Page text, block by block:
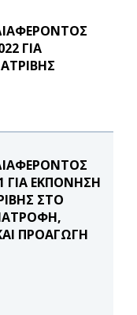
ΓΙΑ
ΓΙΑ ΕΚΠΟΝΗΣΗ
ΣΤΟ
ΠΡΟΑΓΩΓΗ